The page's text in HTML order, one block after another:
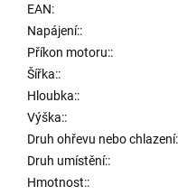
EAN:
Napájení::
Příkon motoru::
Šířka::
Hloubka::
Výška::
Druh ohřevu nebo chlazení:
Druh umístění::
Hmotnost::